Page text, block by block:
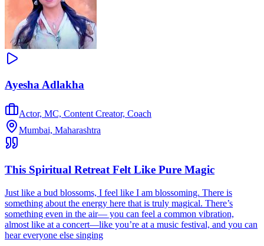
Ayesha Adlakha
Actor, MC, Content Creator, Coach
Mumbai, Maharashtra
This Spiritual Retreat Felt Like Pure Magic
Just like a bud blossoms, I feel like I am blossoming. There is
something about the energy here that is truly magical. There’s
something even in the air— you can feel a common vibration,
almost like at a concert—like you’re at a music festival, and you can
hear everyone else singing